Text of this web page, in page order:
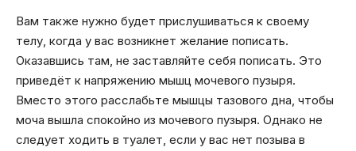
Вам также нужно будет прислушиваться к своему
телу, когда у вас возникнет желание пописать.
Оказавшись там, не заставляйте себя пописать. Это
приведёт к напряжению мышц мочевого пузыря.
Вместо этого расслабьте мышцы тазового дна, чтобы
моча вышла спокойно из мочевого пузыря. Однако не
следует ходить в туалет, если у вас нет позыва в